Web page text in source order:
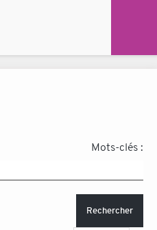
Mots-clés :
Rechercher